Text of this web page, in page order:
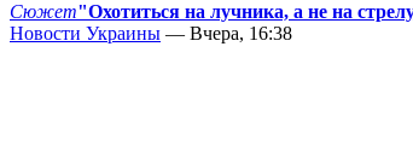
Сюжет"Охотиться на лучника, а не на
Новости Украины — Вчера, 16:38